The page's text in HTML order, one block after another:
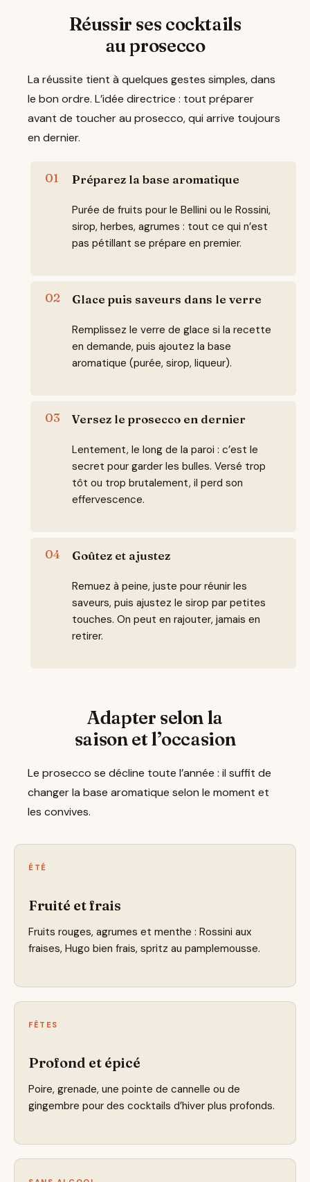
Réussir ses cocktails
au prosecco
La réussite tient à quelques gestes simples, dans
le bon ordre. L’idée directrice : tout préparer
avant de toucher au prosecco, qui arrive toujours
en dernier.
Préparez la base aromatique
Purée de fruits pour le Bellini ou le Rossini,
sirop, herbes, agrumes : tout ce qui n’est
pas pétillant se prépare en premier.
Glace puis saveurs dans le verre
Remplissez le verre de glace si la recette
en demande, puis ajoutez la base
aromatique (purée, sirop, liqueur).
Versez le prosecco en dernier
Lentement, le long de la paroi : c’est le
secret pour garder les bulles. Versé trop
tôt ou trop brutalement, il perd son
effervescence.
Goûtez et ajustez
Remuez à peine, juste pour réunir les
saveurs, puis ajustez le sirop par petites
touches. On peut en rajouter, jamais en
retirer.
Adapter selon la
saison et l’occasion
Le prosecco se décline toute l’année : il suffit de
changer la base aromatique selon le moment et
les convives.
ÉTÉ
Fruité et frais
Fruits rouges, agrumes et menthe : Rossini aux
fraises, Hugo bien frais, spritz au pamplemousse.
FÊTES
Profond et épicé
Poire, grenade, une pointe de cannelle ou de
gingembre pour des cocktails d’hiver plus profonds.